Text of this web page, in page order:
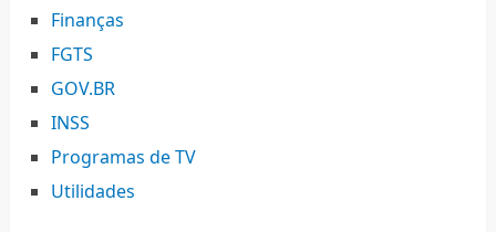
Finanças
FGTS
GOV.BR
INSS
Programas de TV
Utilidades